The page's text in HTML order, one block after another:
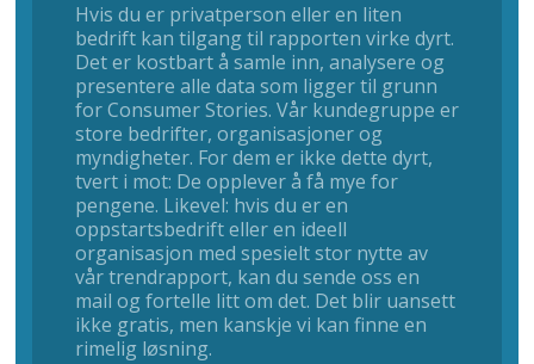
Hvis du er privatperson eller en liten
bedrift kan tilgang til rapporten virke dyrt.
Det er kostbart å samle inn, analysere og
presentere alle data som ligger til grunn
for Consumer Stories. Vår kundegruppe er
store bedrifter, organisasjoner og
myndigheter. For dem er ikke dette dyrt,
tvert i mot: De opplever å få mye for
pengene. Likevel: hvis du er en
oppstartsbedrift eller en ideell
organisasjon med spesielt stor nytte av
vår trendrapport, kan du sende oss en
mail og fortelle litt om det. Det blir uansett
ikke gratis, men kanskje vi kan finne en
rimelig løsning.